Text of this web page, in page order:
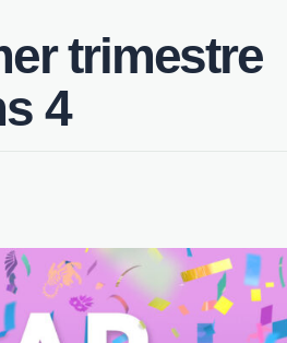
trimestre
4